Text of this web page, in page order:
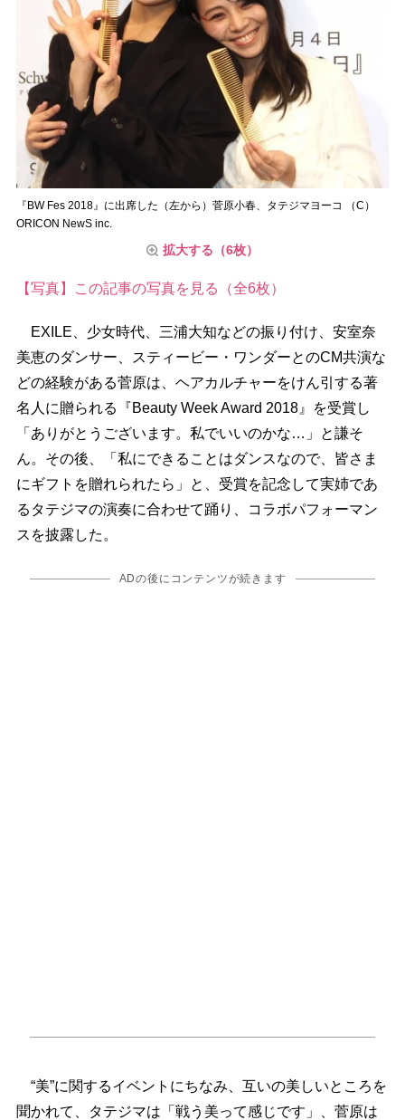
『BW Fes 2018』に出席した（左から）菅原小春、タテジマヨーコ （C）
ORICON NewS inc.
拡大する（6枚）
【写真】この記事の写真を見る（全6枚）
EXILE、少女時代、三浦大知などの振り付け、安室奈
美恵のダンサー、スティービー・ワンダーとのCM共演な
どの経験がある菅原は、ヘアカルチャーをけん引する著
名人に贈られる『Beauty Week Award 2018』を受賞し
「ありがとうございます。私でいいのかな…」と謙そ
ん。その後、「私にできることはダンスなので、皆さま
にギフトを贈れられたら」と、受賞を記念して実姉であ
るタテジマの演奏に合わせて踊り、コラボパフォーマン
スを披露した。
ADの後にコンテンツが続きます
“美”に関するイベントにちなみ、互いの美しいところを
聞かれて、タテジマは「戦う美って感じです」、菅原は